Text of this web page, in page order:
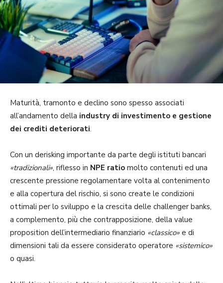
Maturità, tramonto e declino sono spesso associati
all’andamento della industry di investimento e gestione
dei crediti deteriorati.
Con un derisking importante da parte degli istituti bancari
«tradizionali», riflesso in NPE ratio molto contenuti ed una
crescente pressione regolamentare volta al contenimento
e alla copertura del rischio, si sono create le condizioni
ottimali per lo sviluppo e la crescita delle challenger banks,
a complemento, più che contrapposizione, della value
proposition dell’intermediario finanziario «classico» e di
dimensioni tali da essere considerato operatore «sistemico»
o quasi.